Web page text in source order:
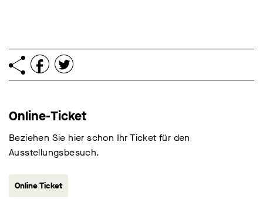
Online-Ticket
Beziehen Sie hier schon Ihr Ticket für den
Ausstellungsbesuch.
Online Ticket